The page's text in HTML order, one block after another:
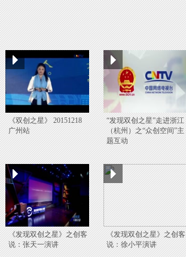
《双创之星》 20151218
广州站
“发现双创之星”走进浙江
（杭州）之“众创空间”主
题互动
《发现双创之星》之创客
说：张天一演讲
《发现双创之星》之创客
说：徐小平演讲